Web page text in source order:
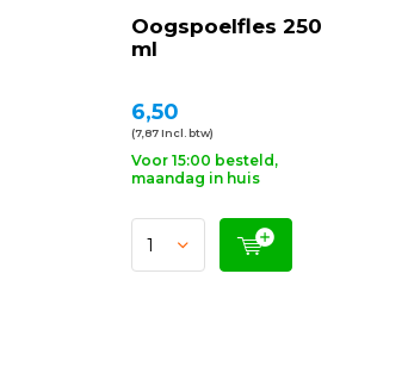
Oogspoelfles 250
ml
6,50
(7,87 Incl. btw)
Voor 15:00 besteld,
maandag in huis